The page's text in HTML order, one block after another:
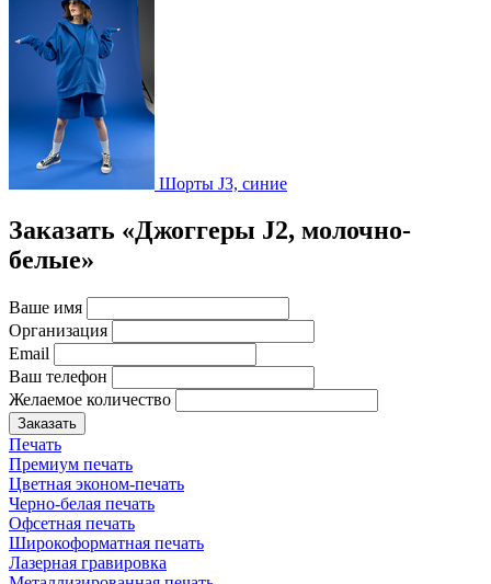
Шорты J3, синие
Заказать «Джоггеры J2, молочно-
белые»
Ваше имя
Организация
Email
Ваш телефон
Желаемое количество
Заказать
Печать
Премиум печать
Цветная эконом-печать
Черно-белая печать
Офсетная печать
Широкоформатная печать
Лазерная гравировка